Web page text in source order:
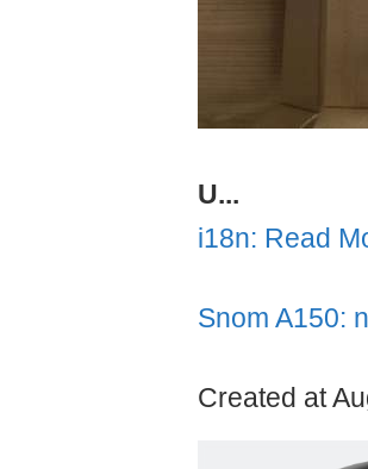
U...
i18n: Read
Snom A150:
Created at